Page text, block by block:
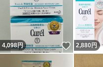
4,098円 いいね！
2,880 円